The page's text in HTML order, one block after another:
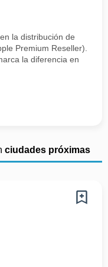
la distribución de
Premium Reseller).
la diferencia en
ciudades próximas